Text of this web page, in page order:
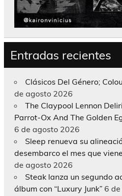
Entradas recientes
Clásicos Del Género;
de agosto 2026
The Claypool Lennon
Parrot-Ox And The Golden
6 de agosto 2026
Sleep renueva su
desembarco el mes que
de agosto 2026
Steak lanza un segundo
álbum con “Luxury Junk” 6